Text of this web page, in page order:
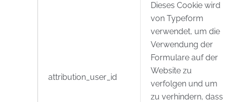
attribution_user_id
Dieses Cookie wird
von Typeform
verwendet, um die
Verwendung der
Formulare auf der
Website zu
verfolgen und um
zu verhindern, dass